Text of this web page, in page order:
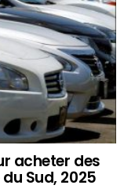
acheter des
Sud, 2025